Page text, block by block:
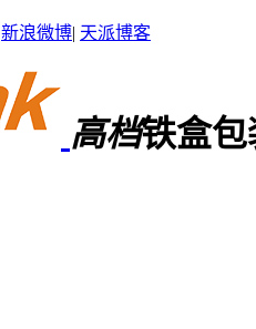
新浪微博| 天派博客
高档铁盒